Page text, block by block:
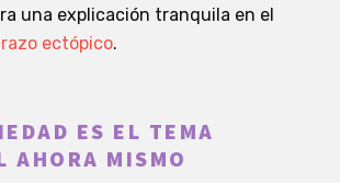
una explicación tranquila en el
ectópico.
ES EL TEMA
AHORA MISMO